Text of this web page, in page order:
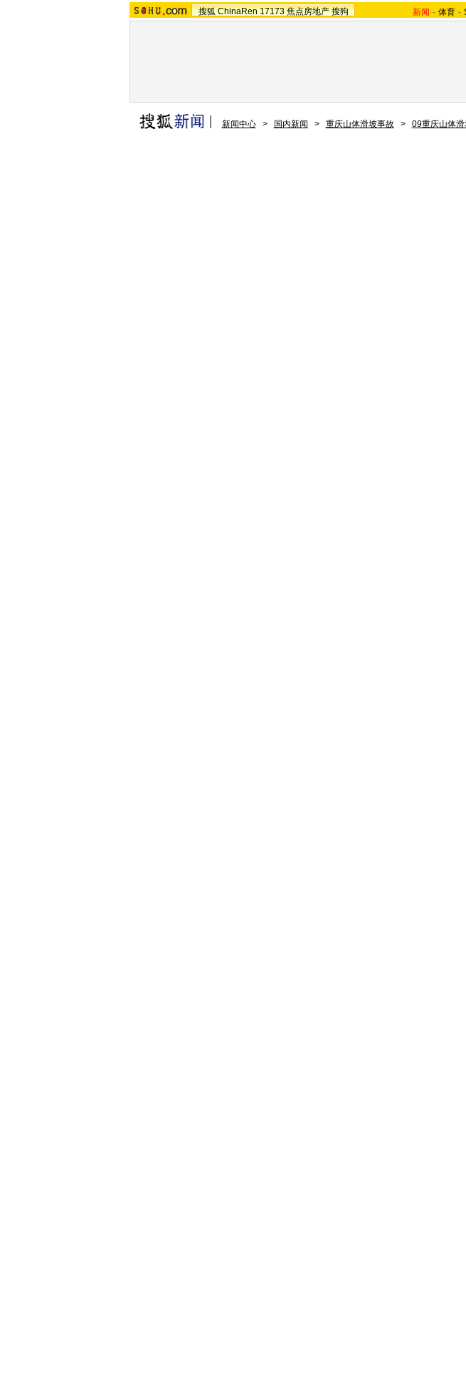
搜狐 ChinaRen 17173 焦点房地产 搜狗 新闻 - 体育 -
新闻中心 > 国内新闻 > 重庆山体滑坡事故 > 09重庆山体滑